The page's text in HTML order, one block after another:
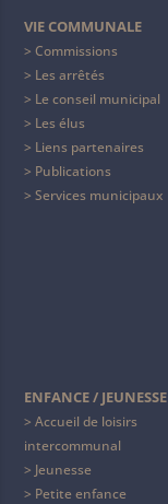
VIE COMMUNALE
Commissions
Les arrêtés
Le conseil municipal
Les élus
Liens partenaires
Publications
Services municipaux
ENFANCE / JEUNESSE
Accueil de loisirs
intercommunal
Jeunesse
Petite enfance